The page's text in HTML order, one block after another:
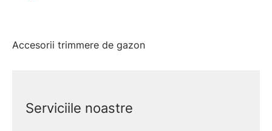
Accesorii trimmere de gazon
Serviciile noastre